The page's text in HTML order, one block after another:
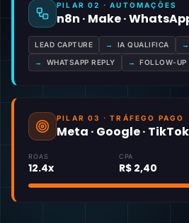
PILAR 02 · AUTOMAÇÕES
n8n · Make ·
LEAD CAPTURE → IA QUALIFICA →
→ WHATSAPP REPLY → FOLLOW-UP
PILAR 03 · TRÁFEGO PAGO
Meta · Google ·
ROAS
12.4x
CPA
R$ 2,40